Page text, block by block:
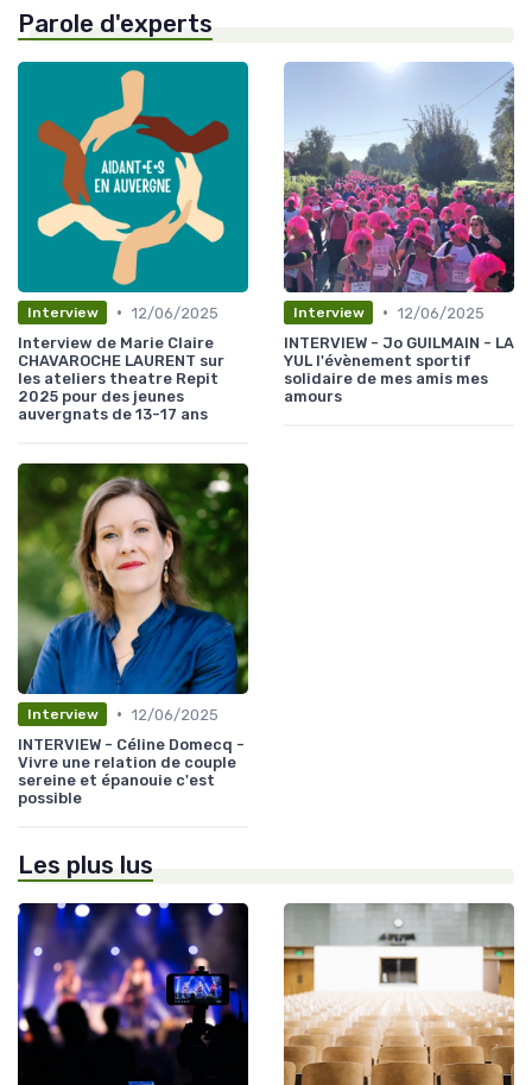
Parole d'experts
Interview • 12/06/2025
Interview de Marie Claire
CHAVAROCHE LAURENT sur
les ateliers theatre Repit
2025 pour des jeunes
auvergnats de 13-17 ans
Interview • 12/06/2025
INTERVIEW - Jo GUILMAIN - LA
YUL l'évènement sportif
solidaire de mes amis mes
amours
Interview • 12/06/2025
INTERVIEW - Céline Domecq -
Vivre une relation de couple
sereine et épanouie c'est
possible
Les plus lus